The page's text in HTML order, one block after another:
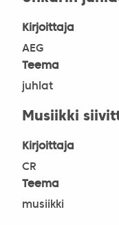
Kirjoittaja
AEG
Teema
juhlat
Musiikki
Kirjoittaja
CR
Teema
musiikki